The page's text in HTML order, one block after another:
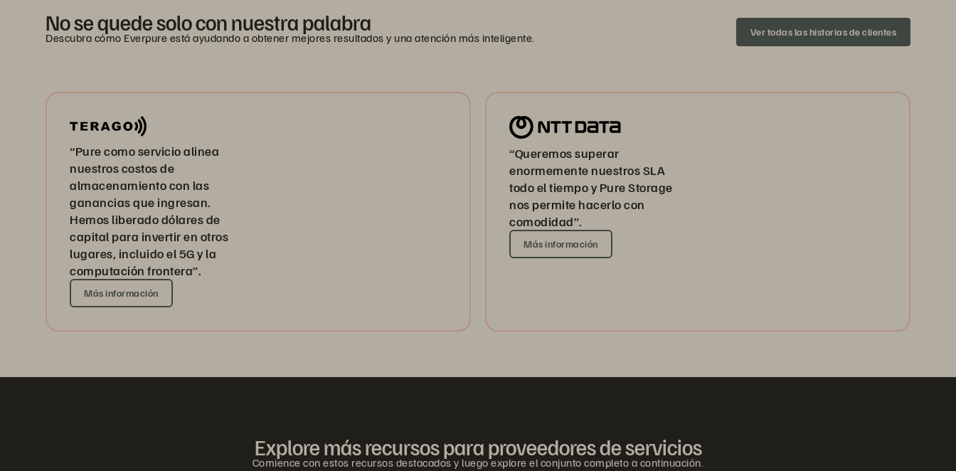
No se quede solo con nuestra palabra
Descubra cómo Everpure está ayudando a obtener mejores resultados y una atención más inteligente. Ver todas las historias de clientes
“Pure como servicio alinea
nuestros costos de
almacenamiento con las
ganancias que ingresan.
Hemos liberado dólares de
capital para invertir en otros
lugares, incluido el 5G y la
computación frontera”.
Más información
“Queremos superar
enormemente nuestros SLA
todo el tiempo y Pure Storage
nos permite hacerlo con
comodidad”.
Más información
Explore más recursos para proveedores de servicios
Comience con estos recursos destacados y luego explore el conjunto completo a continuación.